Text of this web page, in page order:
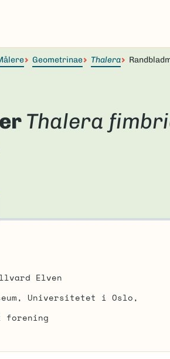
Geometrinae Thalera
Thalera
Elven
Universitetet i Oslo
forening